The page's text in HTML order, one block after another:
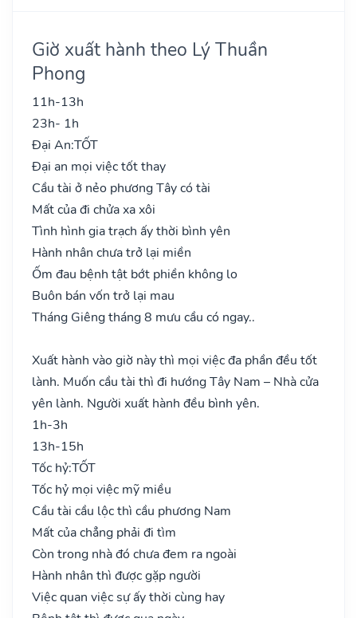
Giờ xuất hành theo Lý Thuần
Phong
11h-13h
23h- 1h
Đại An:TỐT
Đại an mọi việc tốt thay
Cầu tài ở nẻo phương Tây có tài
Mất của đi chửa xa xôi
Tình hình gia trạch ấy thời bình yên
Hành nhân chưa trở lại miền
Ốm đau bệnh tật bớt phiền không lo
Buôn bán vốn trở lại mau
Tháng Giêng tháng 8 mưu cầu có ngay..
Xuất hành vào giờ này thì mọi việc đa phần đều tốt
lành. Muốn cầu tài thì đi hướng Tây Nam – Nhà cửa
yên lành. Người xuất hành đều bình yên.
1h-3h
13h-15h
Tốc hỷ:TỐT
Tốc hỷ mọi việc mỹ miều
Cầu tài cầu lộc thì cầu phương Nam
Mất của chẳng phải đi tìm
Còn trong nhà đó chưa đem ra ngoài
Hành nhân thì được gặp người
Việc quan việc sự ấy thời cùng hay